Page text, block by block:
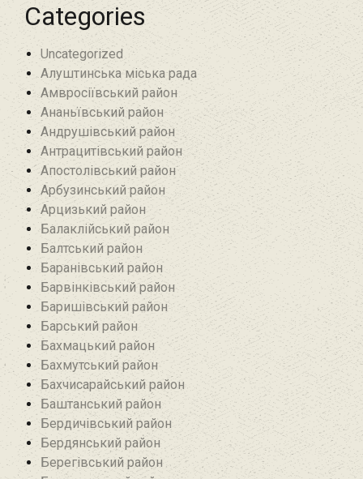
Categories
Uncategorized
Алуштинська міська рада
Амвросіївський район
Ананьївський район‎
Андрушівський район‎
Антрацитівський район‎
Апостолівський район
Арбузинський район‎
Арцизький район‎
Балаклійський район
Балтський район‎
Баранівський район‎
Барвінківський район
Баришівський район
Барський район
Бахмацький район
Бахмутський район
Бахчисарайський район
Баштанський район
Бердичівський район
Бердянський район
Берегівський район